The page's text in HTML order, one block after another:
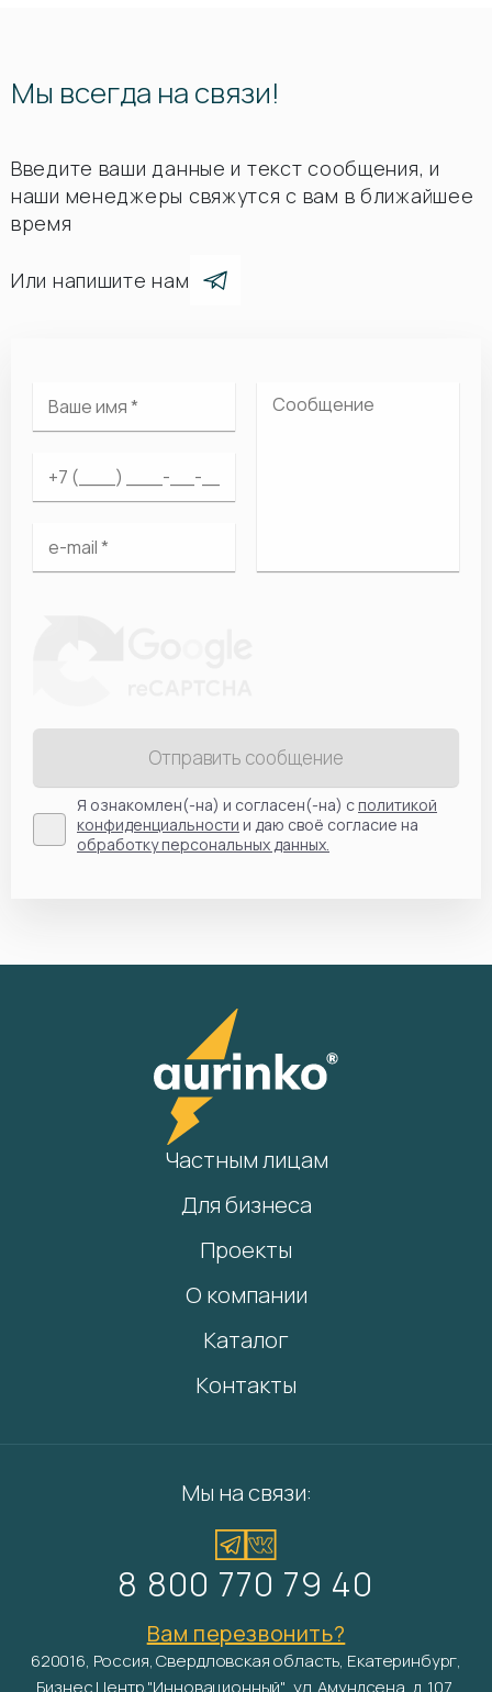
Мы всегда на связи!
Введите ваши данные и текст сообщения, и
наши менеджеры свяжутся с вам в ближайшее
время
Или напишите нам
Отправить сообщение
Я ознакомлен(-на) и согласен(-на) сполитикой
конфиденциальности и даю своё согласие на
обработку персональных данных.
Частным лицам
Для бизнеса
Проекты
О компании
Каталог
Контакты
Мы на связи:
8 800 770 79 40
Вам перезвонить?
620016, Россия, Свердловская область, Екатеринбург,
Бизнес Центр "Инновационный", ул. Амундсена, д. 107,